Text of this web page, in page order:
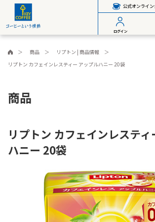
公式オンライ
ログイン
商品
リプトン | 商品情報
リプトン カフェインレスティー アップルハニー 20袋
商品
リプトン カフェインレステ
ハニー 20袋